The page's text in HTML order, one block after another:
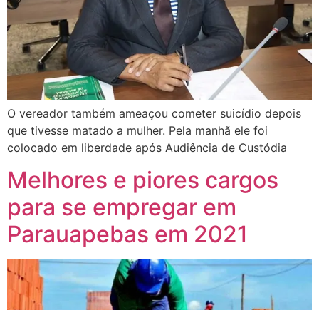
O vereador também ameaçou cometer suicídio depois
que tivesse matado a mulher. Pela manhã ele foi
colocado em liberdade após Audiência de Custódia
Melhores e piores cargos
para se empregar em
Parauapebas em 2021